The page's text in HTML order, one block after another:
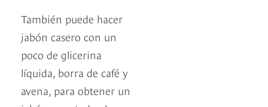
También puede hacer
jabón casero con un
poco de glicerina
líquida, borra de café y
avena, para obtener un